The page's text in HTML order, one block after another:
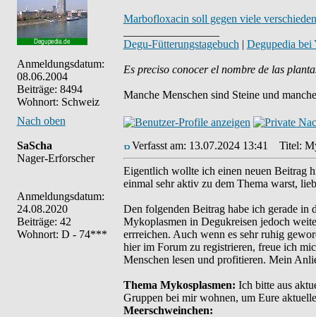
Anmeldungsdatum:
08.06.2004
Beiträge: 8494
Wohnort: Schweiz
Marbofloxacin soll gegen viele
Degu-Fütterungstagebuch | Degupedia bei
Es preciso conocer el nombre de las
Manche Menschen sind Steine und
Nach oben
SaScha
Nager-Erforscher
Anmeldungsdatum:
24.08.2020
Beiträge: 42
Wohnort: D - 74***
Verfasst am: 13.07.2024 13:41 Titel:
Eigentlich wollte ich einen neuen Beitrag
einmal sehr aktiv zu dem Thema warst,
Den folgenden Beitrag habe ich gerade in
Mykoplasmen in Degukreisen jedoch
errreichen. Auch wenn es sehr ruhig
hier im Forum zu registrieren, freue ich
Menschen lesen und profitieren. Mein
Thema Mykosplasmen: Ich bitte aus
Gruppen bei mir wohnen, um Eure
Meerschweinchen: